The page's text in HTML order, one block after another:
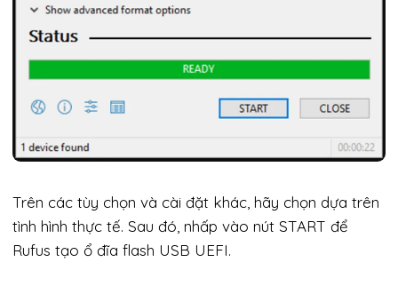
Trên các tùy chọn và cài đặt khác, hãy chọn dựa trên
tình hình thực tế. Sau đó, nhấp vào nút START để
Rufus tạo ổ đĩa flash USB UEFI.